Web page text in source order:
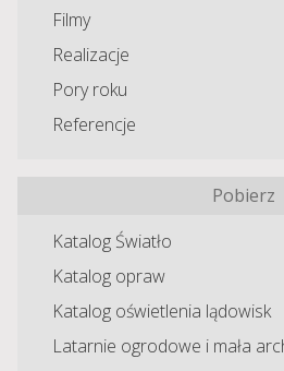
Filmy
Realizacje
Pory roku
Referencje
Pobierz
Katalog Światło
Katalog opraw
Katalog oświetlenia lądowisk
Latarnie ogrodowe i mała